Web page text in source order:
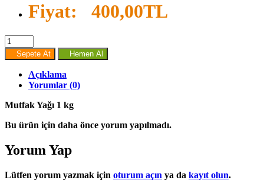
Fiyat: 400,00TL
Sepete At Hemen Al
Açıklama
Yorumlar (0)
Mutfak Yağı 1 kg
Bu ürün için daha önce yorum yapılmadı.
Yorum Yap
Lütfen yorum yazmak için oturum açın ya da kayıt olun.